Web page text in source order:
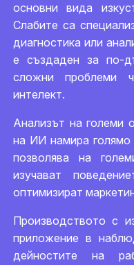
основни вида
Слабите са
диагностика или
е създаден за по-
сложни проблеми
интелект.
Анализът на големи
на ИИ намира голямо
позволява на
изучават
оптимизират
Производството с
приложение в
дейностите на